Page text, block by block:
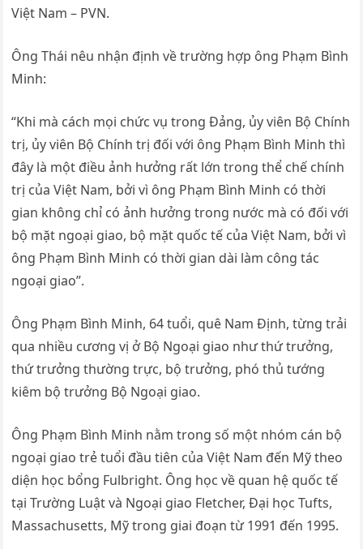
Việt Nam – PVN.
Ông Thái nêu nhận định về trường hợp ông Phạm Bình
Minh:
“Khi mà cách mọi chức vụ trong Đảng, ủy viên Bộ Chính
trị, ủy viên Bộ Chính trị đối với ông Phạm Bình Minh thì
đây là một điều ảnh hưởng rất lớn trong thể chế chính
trị của Việt Nam, bởi vì ông Phạm Bình Minh có thời
gian không chỉ có ảnh hưởng trong nước mà có đối với
bộ mặt ngoại giao, bộ mặt quốc tế của Việt Nam, bởi vì
ông Phạm Bình Minh có thời gian dài làm công tác
ngoại giao”.
Ông Phạm Bình Minh, 64 tuổi, quê Nam Định, từng trải
qua nhiều cương vị ở Bộ Ngoại giao như thứ trưởng,
thứ trưởng thường trực, bộ trưởng, phó thủ tướng
kiêm bộ trưởng Bộ Ngoại giao.
Ông Phạm Bình Minh nằm trong số một nhóm cán bộ
ngoại giao trẻ tuổi đầu tiên của Việt Nam đến Mỹ theo
diện học bổng Fulbright. Ông học về quan hệ quốc tế
tại Trường Luật và Ngoại giao Fletcher, Đại học Tufts,
Massachusetts, Mỹ trong giai đoạn từ 1991 đến 1995.